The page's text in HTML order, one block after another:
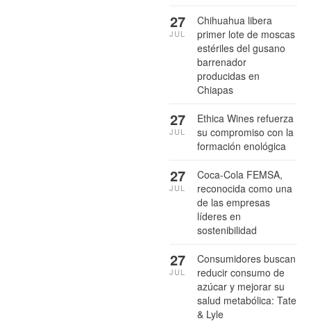
Chihuahua libera
primer lote de moscas
estériles del gusano
barrenador
producidas en
Chiapas
27
JUL
Ethica Wines refuerza
su compromiso con la
formación enológica
27
JUL
Coca-Cola FEMSA,
reconocida como una
de las empresas
líderes en
sostenibilidad
27
JUL
Consumidores buscan
reducir consumo de
azúcar y mejorar su
salud metabólica: Tate
& Lyle
27
JUL